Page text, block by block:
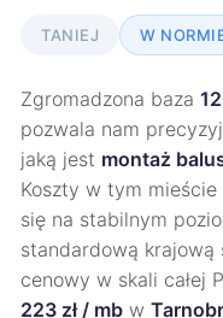
TANIEJ W
Zgromadzona baza
pozwala nam
jaką jest montaż
Koszty w tym
się na stabilnym
standardową krajową
cenowy w skali całej
223 zł / mb w